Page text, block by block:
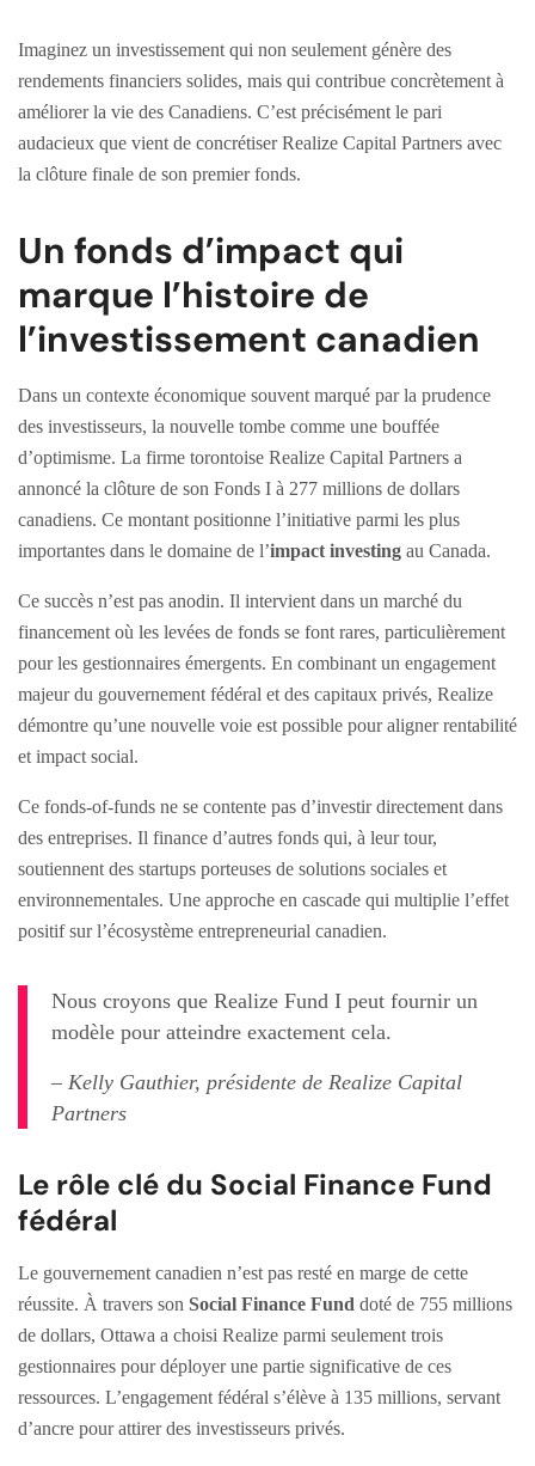
Imaginez un investissement qui non seulement génère des
rendements financiers solides, mais qui contribue concrètement à
améliorer la vie des Canadiens. C’est précisément le pari
audacieux que vient de concrétiser Realize Capital Partners avec
la clôture finale de son premier fonds.
Un fonds d’impact qui
marque l’histoire de
l’investissement canadien
Dans un contexte économique souvent marqué par la prudence
des investisseurs, la nouvelle tombe comme une bouffée
d’optimisme. La firme torontoise Realize Capital Partners a
annoncé la clôture de son Fonds I à 277 millions de dollars
canadiens. Ce montant positionne l’initiative parmi les plus
importantes dans le domaine de l’impact investing au Canada.
Ce succès n’est pas anodin. Il intervient dans un marché du
financement où les levées de fonds se font rares, particulièrement
pour les gestionnaires émergents. En combinant un engagement
majeur du gouvernement fédéral et des capitaux privés, Realize
démontre qu’une nouvelle voie est possible pour aligner rentabilité
et impact social.
Ce fonds-of-funds ne se contente pas d’investir directement dans
des entreprises. Il finance d’autres fonds qui, à leur tour,
soutiennent des startups porteuses de solutions sociales et
environnementales. Une approche en cascade qui multiplie l’effet
positif sur l’écosystème entrepreneurial canadien.
Nous croyons que Realize Fund I peut fournir un
modèle pour atteindre exactement cela.
– Kelly Gauthier, présidente de Realize Capital
Partners
Le rôle clé du Social Finance Fund
fédéral
Le gouvernement canadien n’est pas resté en marge de cette
réussite. À travers son Social Finance Fund doté de 755 millions
de dollars, Ottawa a choisi Realize parmi seulement trois
gestionnaires pour déployer une partie significative de ces
ressources. L’engagement fédéral s’élève à 135 millions, servant
d’ancre pour attirer des investisseurs privés.